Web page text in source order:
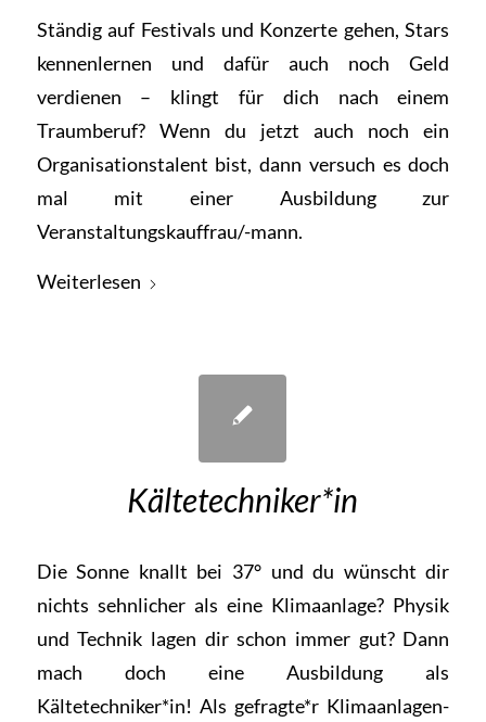
Ständig auf Festivals und Konzerte gehen, Stars
kennenlernen und dafür auch noch Geld
verdienen – klingt für dich nach einem
Traumberuf? Wenn du jetzt auch noch ein
Organisationstalent bist, dann versuch es doch
mal mit einer Ausbildung zur
Veranstaltungskauffrau/-mann.
Weiterlesen
Kältetechniker*in
Die Sonne knallt bei 37° und du wünscht dir
nichts sehnlicher als eine Klimaanlage? Physik
und Technik lagen dir schon immer gut? Dann
mach doch eine Ausbildung als
Kältetechniker*in! Als gefragte*r Klimaanlagen-